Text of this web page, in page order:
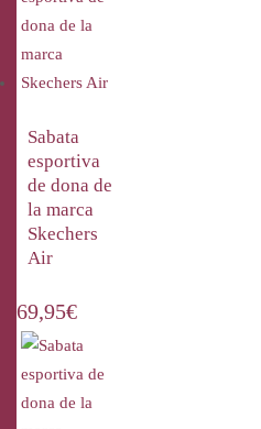
Sabata
esportiva
de dona de
la marca
Skechers
Air
69,95€